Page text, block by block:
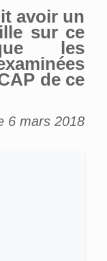
avoir un
sur ce
les
de ce
6 mars 2018